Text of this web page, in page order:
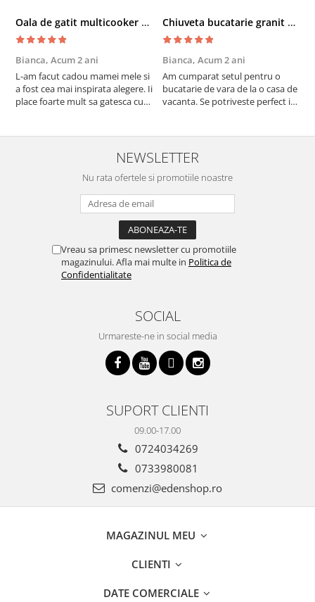
Oala de gatit multicooker 11 functii Instant Pot Pro Crisp 8 + Air Fryer 7.6 lt
Bianca, Acum 2 ani
L-am facut cadou mamei mele si
a fost cea mai inspirata alegere. Ii
place foarte mult sa gatesca cu
cratita...ma gandesc serios sa imi
cumpar si eu! Recomand mult !
Chiuveta bucatarie granit cu finisaj negru perlat/cupru Steingran Art Copper cu dozator si baterie Quadron
Bianca, Acum 2 ani
Am cumparat setul pentru o
bucatarie de vara de la o casa de
vacanta. Se potriveste perfect in
buna, recomand cu drag !
NEWSLETTER
Nu rata ofertele si promotiile noastre
Vreau sa primesc newsletter cu promotiile
magazinului. Afla mai multe in Politica de
Confidentialitate
SOCIAL
Urmareste-ne in social media
SUPORT CLIENTI
09.00-17.00
0724034269
0733980081
comenzi@edenshop.ro
MAGAZINUL MEU
CLIENTI
DATE COMERCIALE